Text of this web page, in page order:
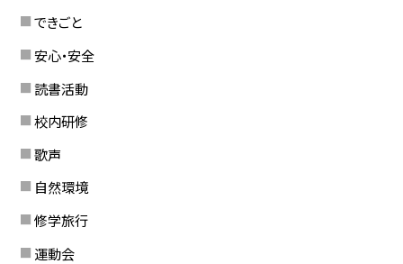
できごと
安心・安全
読書活動
校内研修
歌声
自然環境
修学旅行
運動会